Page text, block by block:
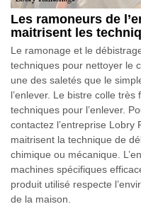
Les ramoneurs de
maitrisent les
Le ramonage et le
techniques pour nettoyer le
une des saletés que le
l’enlever. Le bistre colle
techniques pour l’enlever.
contactez l’entreprise
maitrisent la technique de
chimique ou mécanique.
machines spécifiques
produit utilisé respecte
de la maison.